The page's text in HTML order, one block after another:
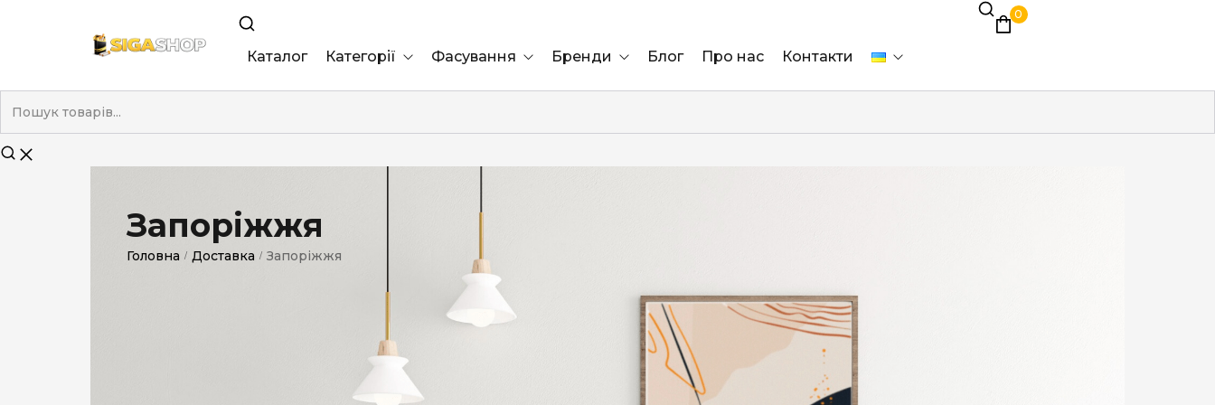
Каталог Категорії
Nano
Без фільтра
Смакові (капсула)
Фасування Бренди Блог Про нас Контакти
0
Запоріжжя
Головна / Доставка / Запоріжжя